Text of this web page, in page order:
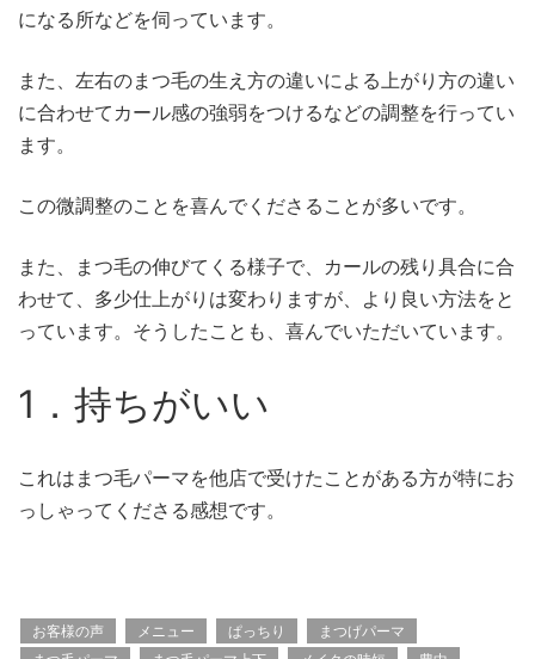
になる所などを伺っています。
また、左右のまつ毛の生え方の違いによる上がり方の違い
に合わせてカール感の強弱をつけるなどの調整を行ってい
ます。
この微調整のことを喜んでくださることが多いです。
また、まつ毛の伸びてくる様子で、カールの残り具合に合
わせて、多少仕上がりは変わりますが、より良い方法をと
っています。そうしたことも、喜んでいただいています。
1．持ちがいい
これはまつ毛パーマを他店で受けたことがある方が特にお
っしゃってくださる感想です。
お客様の声 メニュー ぱっちり
まつげパーマ